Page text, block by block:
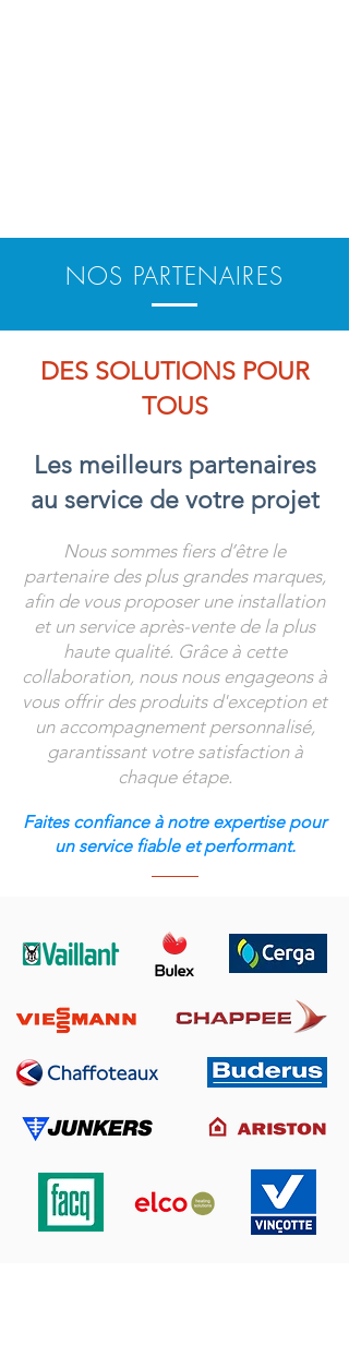
NOS PARTENAIRES
DES SOLUTIONS POUR
TOUS
Les meilleurs partenaires
au service de votre projet
Nous sommes fiers d’être le
partenaire des plus grandes marques,
afin de vous proposer une installation
et un service après-vente de la plus
haute qualité. Grâce à cette
collaboration, nous nous engageons à
vous offrir des produits d'exception et
un accompagnement personnalisé,
garantissant votre satisfaction à
chaque étape.
Faites confiance à notre expertise pour
un service fiable et performant.